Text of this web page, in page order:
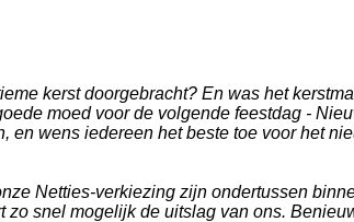
kerst doorgebracht? En was het
moed voor de volgende feestdag -
en wens iedereen het beste toe voor het
Netties-verkiezing zijn ondertussen
zo snel mogelijk de uitslag van ons.